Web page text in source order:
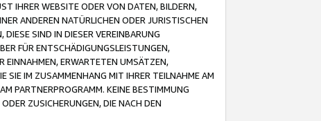
IHRER WEBSITE ODER VON DATEN, BILDERN,
ANDEREN NATÜRLICHEN ODER JURISTISCHEN
SIND IN DIESER VEREINBARUNG
FÜR ENTSCHÄDIGUNGSLEISTUNGEN,
EINNAHMEN, ERWARTETEN UMSÄTZEN,
SIE IM ZUSAMMENHANG MIT IHRER TEILNAHME AM
PARTNERPROGRAMM. KEINE BESTIMMUNG
ZUSICHERUNGEN, DIE NACH DEN